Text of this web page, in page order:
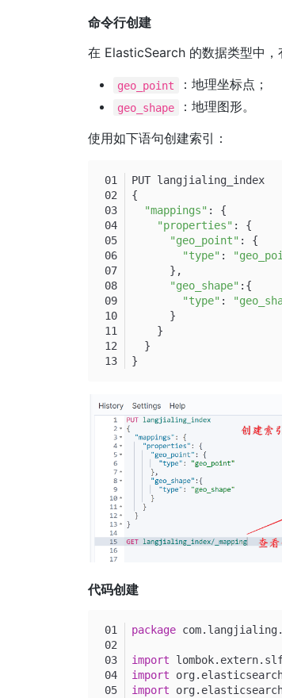
命令行创建
在 ElasticSearch 的数据类型中，
geo_point ：地理坐标点；
geo_shape
：地理图形。
使用如下语句创建索引：
PUT langjialing_index
{
"mappings" : {
"properties" : {
"geo_point" : {
"type" :
      },
"geo_shape" :{
"type" :
      }
    }
  }
}
代码创建
package
import
import
import